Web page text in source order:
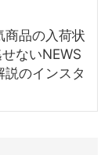
商品の入荷状
ないNEWS
のインスタ